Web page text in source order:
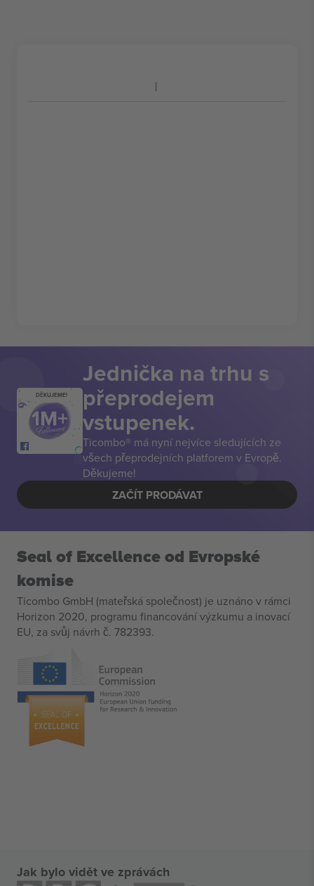
DĚKUJEME!
Jednička na trhu s
přeprodejem
vstupenek.
Ticombo® má nyní nejvíce sledujících ze
všech přeprodejních platforem v Evropě.
Děkujeme!
ZAČÍT PRODÁVAT
Seal of Excellence od Evropské
komise
Ticombo GmbH (mateřská společnost) je uznáno v rámci
Horizon 2020, programu financování výzkumu a inovací
EU, za svůj návrh č. 782393.
Jak bylo vidět ve zprávách